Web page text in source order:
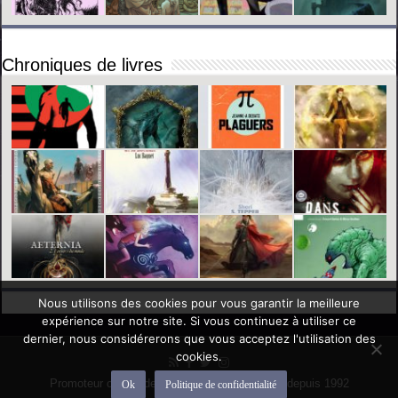
Chroniques de livres
Promoteur officiel des mondes de l'imaginaire depuis 1992
Nous utilisons des cookies pour vous garantir la meilleure
expérience sur notre site. Si vous continuez à utiliser ce
dernier, nous considérerons que vous acceptez l'utilisation des
cookies.
Ok Politique de confidentialité